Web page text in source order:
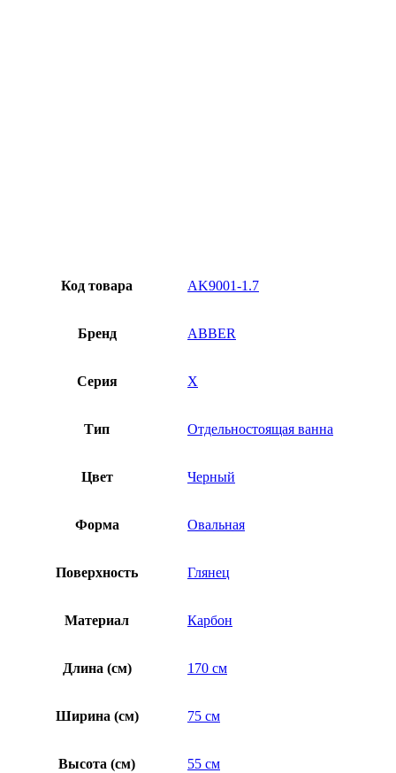
Код товара AK9001-1.7
Бренд ABBER
Серия X
Тип Отдельностоящая ванна
Цвет Черный
Форма Овальная
Поверхность Глянец
Материал Карбон
Длина (см) 170 см
Ширина (см) 75 см
Высота (см) 55 см